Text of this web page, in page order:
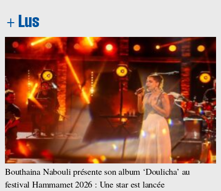
Bouthaina Nabouli présente son album ‘Doulicha’ au
festival Hammamet 2026 : Une star est lancée